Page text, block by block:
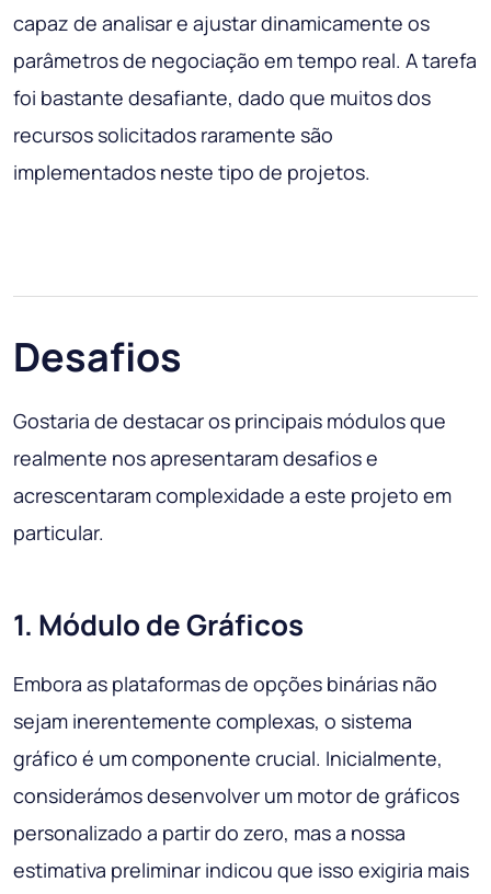
capaz de analisar e ajustar dinamicamente os
parâmetros de negociação em tempo real. A tarefa
foi bastante desafiante, dado que muitos dos
recursos solicitados raramente são
implementados neste tipo de projetos.
Desafios
Gostaria de destacar os principais módulos que
realmente nos apresentaram desafios e
acrescentaram complexidade a este projeto em
particular.
1. Módulo de Gráficos
Embora as plataformas de opções binárias não
sejam inerentemente complexas, o sistema
gráfico é um componente crucial. Inicialmente,
considerámos desenvolver um motor de gráficos
personalizado a partir do zero, mas a nossa
estimativa preliminar indicou que isso exigiria mais